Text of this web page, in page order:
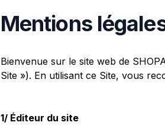
Mentions
Bienvenue sur le site web de
Site »). En utilisant ce Site, vous
1/ Éditeur du site